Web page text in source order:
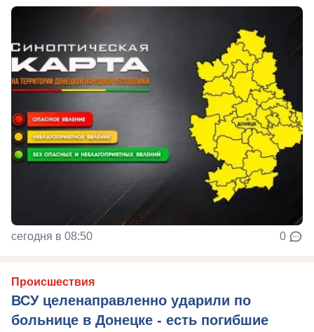
сегодня в 08:50 0
Происшествия
ВСУ целенаправленно ударили по
больнице в Донецке - есть погибшие